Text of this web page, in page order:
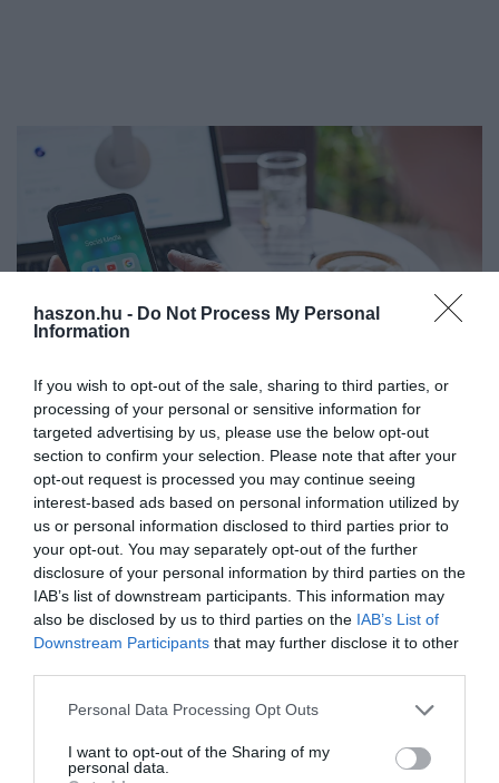
haszon.hu - Do Not Process My Personal
Information
If you wish to opt-out of the sale, sharing to third parties, or
processing of your personal or sensitive information for
targeted advertising by us, please use the below opt-out
section to confirm your selection. Please note that after your
opt-out request is processed you may continue seeing
interest-based ads based on personal information utilized by
us or personal information disclosed to third parties prior to
your opt-out. You may separately opt-out of the further
disclosure of your personal information by third parties on the
IAB’s list of downstream participants. This information may
also be disclosed by us to third parties on the IAB’s List of
Downstream Participants that may further disclose it to other
Please note that this website/app uses one or more Google
not limited to your visit or usage behaviour. You may click to
grant or deny consent to Google and its third-party tags to
Personal Data Processing Opt Outs
I want to opt-out of the Sharing of my
personal data.
TUDÁS
Kezd eldurvulni a Facebook és a Google vitája
Ausztráliával
A viszály a techóriások médiapiaci befolyásának visszaszorítását
célzó ausztrál szabályozás miatt robbant ki.